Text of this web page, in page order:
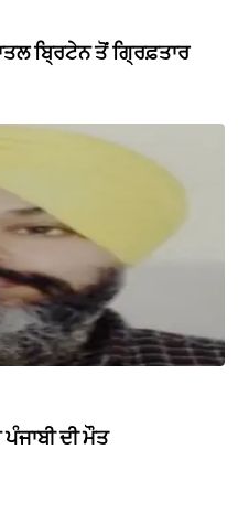
ਬ੍ਰਿਟੇਨ ਤੋਂ ਗ੍ਰਿਫ਼ਤਾਰ
ਦੀ ਮੌਤ